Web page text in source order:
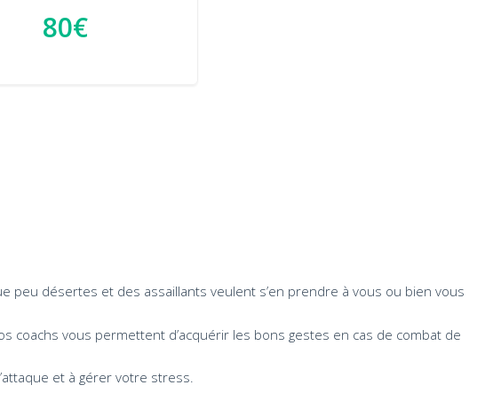
80€
peu désertes et des assaillants veulent s’en prendre à vous ou bien vous
coachs vous permettent d’acquérir les bons gestes en cas de combat de
et à gérer votre stress.